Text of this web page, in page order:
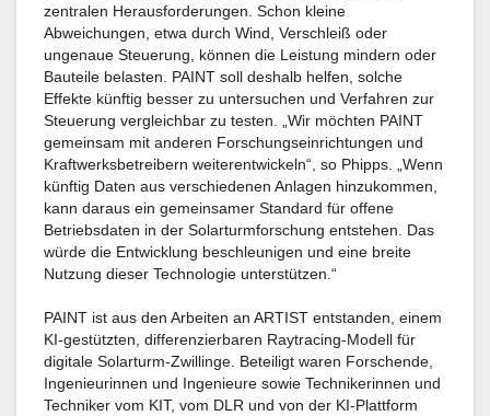
zentralen Herausforderungen. Schon kleine
Abweichungen, etwa durch Wind, Verschleiß oder
ungenaue Steuerung, können die Leistung mindern oder
Bauteile belasten. PAINT soll deshalb helfen, solche
Effekte künftig besser zu untersuchen und Verfahren zur
Steuerung vergleichbar zu testen. „Wir möchten PAINT
gemeinsam mit anderen Forschungseinrichtungen und
Kraftwerksbetreibern weiterentwickeln“, so Phipps. „Wenn
künftig Daten aus verschiedenen Anlagen hinzukommen,
kann daraus ein gemeinsamer Standard für offene
Betriebsdaten in der Solarturmforschung entstehen. Das
würde die Entwicklung beschleunigen und eine breite
Nutzung dieser Technologie unterstützen.“
PAINT ist aus den Arbeiten an ARTIST entstanden, einem
KI-gestützten, differenzierbaren Raytracing-Modell für
digitale Solarturm-Zwillinge. Beteiligt waren Forschende,
Ingenieurinnen und Ingenieure sowie Technikerinnen und
Techniker vom KIT, vom DLR und von der KI-Plattform